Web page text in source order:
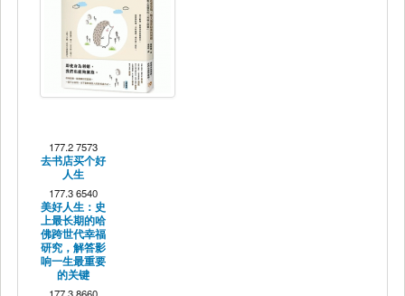
177.2 7573
去书店买个好
人生
177.3 6540
美好人生：史
上最长期的哈
佛跨世代幸福
研究，解答影
响一生最重要
的关键
177.3 8660